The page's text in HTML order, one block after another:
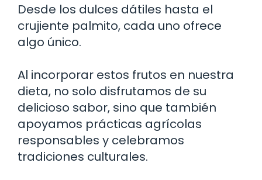
Desde los dulces dátiles hasta el
crujiente palmito, cada uno ofrece
algo único.
Al incorporar estos frutos en nuestra
dieta, no solo disfrutamos de su
delicioso sabor, sino que también
apoyamos prácticas agrícolas
responsables y celebramos
tradiciones culturales.